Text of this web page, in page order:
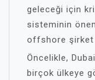
geleceği için
sisteminin
offshore şirket
Öncelikle,
birçok ülkeye